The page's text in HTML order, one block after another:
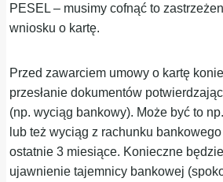
PESEL – musimy cofnąć to
wniosku o kartę.
Przed zawarciem umowy o kartę
przesłanie dokumentów
(np. wyciąg bankowy). Może być to
lub też wyciąg z rachunku
ostatnie 3 miesiące. Konieczne
ujawnienie tajemnicy bankowej